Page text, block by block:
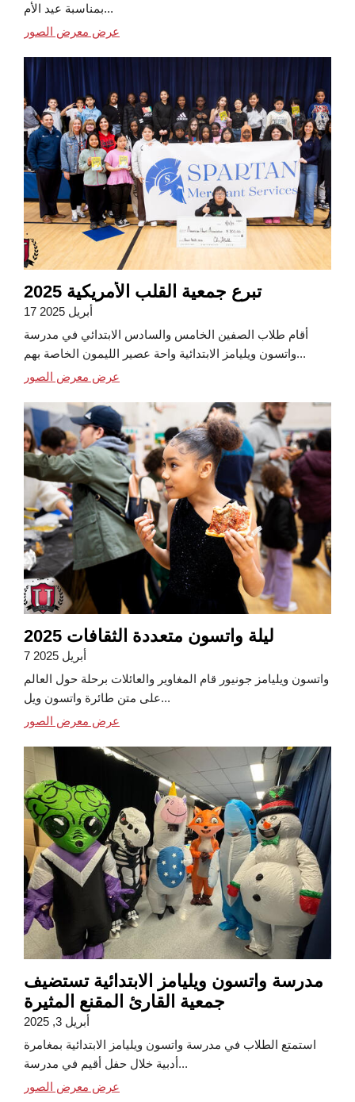
بمناسبة عيد الأم...
عرض معرض الصور
تبرع جمعية القلب الأمريكية 2025
17 أبريل 2025
أقام طلاب الصفين الخامس والسادس الابتدائي في مدرسة
واتسون ويليامز الابتدائية واحة عصير الليمون الخاصة بهم...
عرض معرض الصور
ليلة واتسون متعددة الثقافات 2025
7 أبريل 2025
واتسون ويليامز جونيور قام المغاوير والعائلات برحلة حول العالم
على متن طائرة واتسون ويل...
عرض معرض الصور
مدرسة واتسون ويليامز الابتدائية تستضيف
جمعية القارئ المقنع المثيرة
أبريل 3, 2025
استمتع الطلاب في مدرسة واتسون ويليامز الابتدائية بمغامرة
أدبية خلال حفل أقيم في مدرسة...
عرض معرض الصور